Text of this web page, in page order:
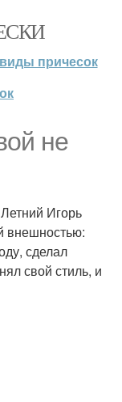
виды причесок
не
Игорь
внешностью:
сделал
свой стиль, и